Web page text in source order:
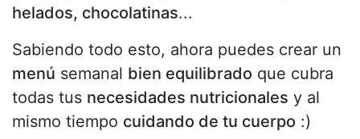
helados, chocolatinas...
Sabiendo todo esto, ahora puedes crear un
menú semanal bien equilibrado que cubra
todas tus necesidades nutricionales y al
mismo tiempo cuidando de tu cuerpo :)